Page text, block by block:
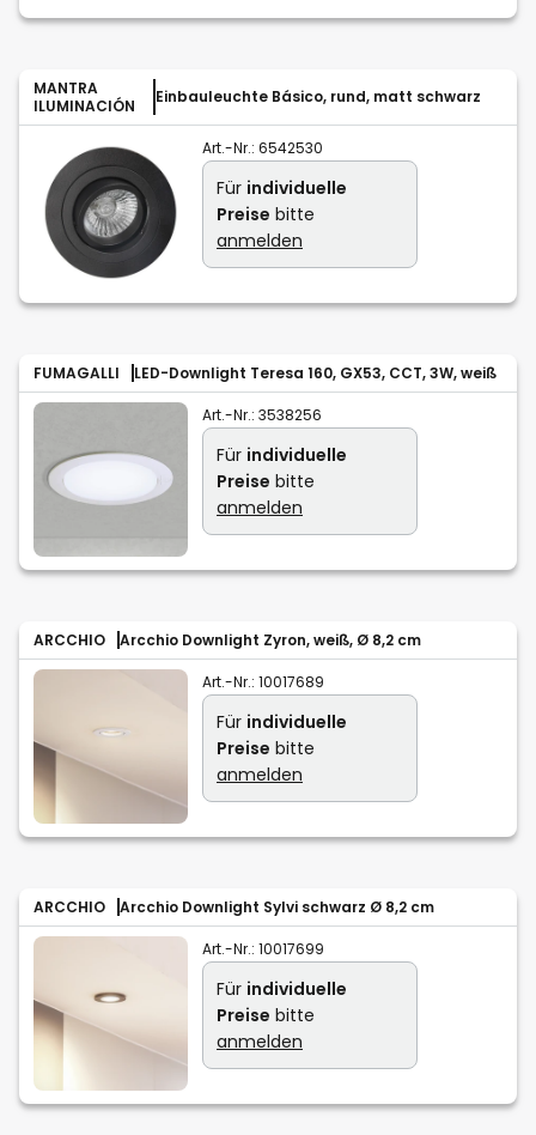
MANTRA
ILUMINACIÓN
Einbauleuchte Básico, rund, matt schwarz
Art.-Nr.: 6542530
Für individuelle
Preise bitte
anmelden
FUMAGALLI LED-Downlight Teresa 160, GX53, CCT, 3W, weiß
Art.-Nr.: 3538256
Für individuelle
Preise bitte
anmelden
ARCCHIO Arcchio Downlight Zyron, weiß, Ø 8,2 cm
Art.-Nr.: 10017689
Für individuelle
Preise bitte
anmelden
ARCCHIO Arcchio Downlight Sylvi schwarz Ø 8,2 cm
Art.-Nr.: 10017699
Für individuelle
Preise bitte
anmelden